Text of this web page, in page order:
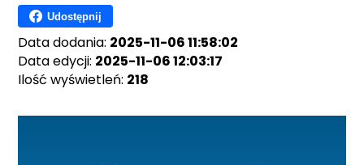
Udostępnij
Data dodania: 2025-11-06 11:58:02
Data edycji: 2025-11-06 12:03:17
Ilość wyświetleń: 218